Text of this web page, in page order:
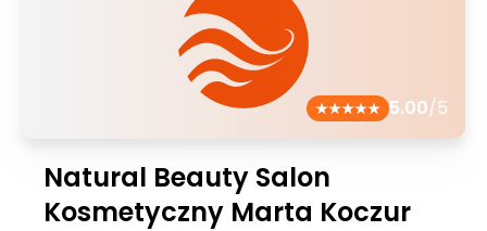
5.00/5
Natural Beauty Salon
Kosmetyczny Marta Koczur